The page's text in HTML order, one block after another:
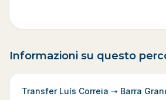
Informazioni su questo
Transfer Luís Correia ➝ Barra